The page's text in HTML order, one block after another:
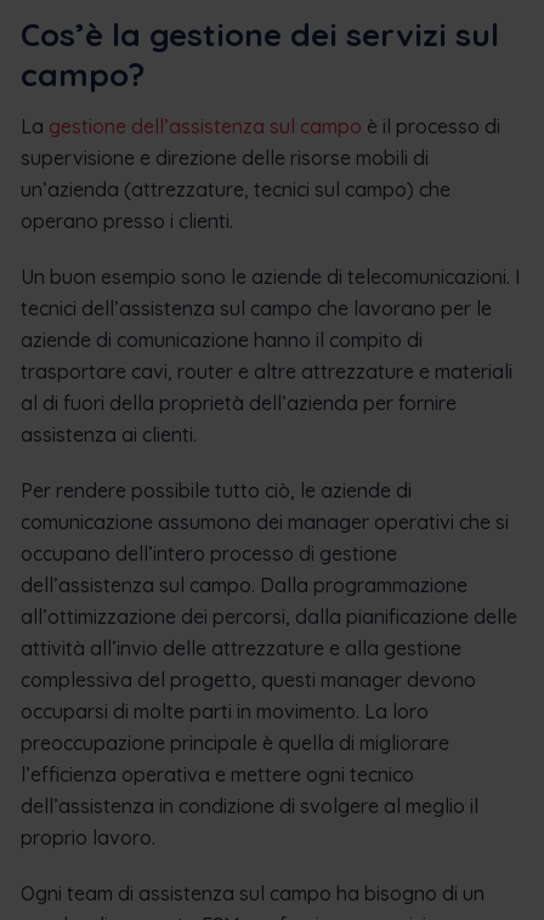
Cos’è la gestione dei servizi sul
campo?
La gestione dell’assistenza sul campo è il processo di
supervisione e direzione delle risorse mobili di
un’azienda (attrezzature, tecnici sul campo) che
operano presso i clienti.
Un buon esempio sono le aziende di telecomunicazioni. I
tecnici dell’assistenza sul campo che lavorano per le
aziende di comunicazione hanno il compito di
trasportare cavi, router e altre attrezzature e materiali
al di fuori della proprietà dell’azienda per fornire
assistenza ai clienti.
Per rendere possibile tutto ciò, le aziende di
comunicazione assumono dei manager operativi che si
occupano dell’intero processo di gestione
dell’assistenza sul campo. Dalla programmazione
all’ottimizzazione dei percorsi, dalla pianificazione delle
attività all’invio delle attrezzature e alla gestione
complessiva del progetto, questi manager devono
occuparsi di molte parti in movimento. La loro
preoccupazione principale è quella di migliorare
l’efficienza operativa e mettere ogni tecnico
dell’assistenza in condizione di svolgere al meglio il
proprio lavoro.
Ogni team di assistenza sul campo ha bisogno di un